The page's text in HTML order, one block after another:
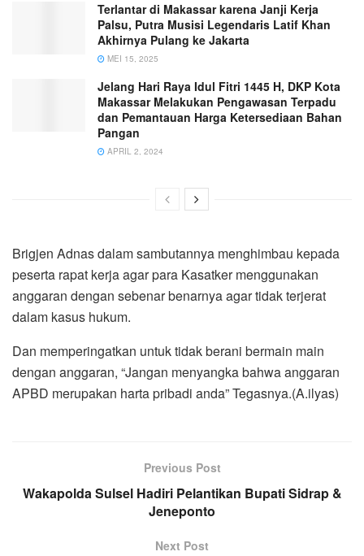
Terlantar di Makassar karena Janji Kerja
Palsu, Putra Musisi Legendaris Latif Khan
Akhirnya Pulang ke Jakarta
MEI 15, 2025
Jelang Hari Raya Idul Fitri 1445 H, DKP Kota
Makassar Melakukan Pengawasan Terpadu
dan Pemantauan Harga Ketersediaan Bahan
Pangan
APRIL 2, 2024
Brigjen Adnas dalam sambutannya menghimbau kepada
peserta rapat kerja agar para Kasatker menggunakan
anggaran dengan sebenar benarnya agar tidak terjerat
dalam kasus hukum.
Dan memperingatkan untuk tidak berani bermain main
dengan anggaran, “Jangan menyangka bahwa anggaran
APBD merupakan harta pribadi anda” Tegasnya.(A.ilyas)
Previous Post
Wakapolda Sulsel Hadiri Pelantikan Bupati Sidrap &
Jeneponto
Next Post